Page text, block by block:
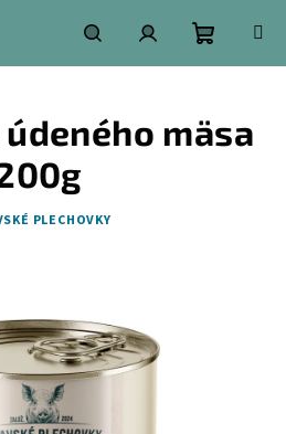
HľadaťPrihlásenie
košík
mäsa
PLECHOVKY